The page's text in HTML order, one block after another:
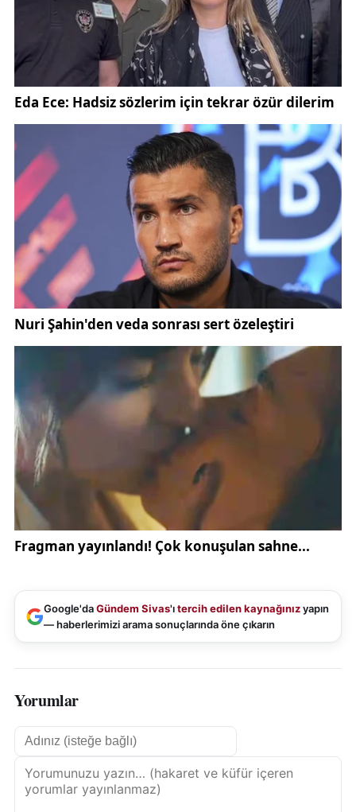
hakimdi.”
Sivas Valisi Yılmaz Şimşek , konuşmasında Sivas
Kongresi’nin bağımsızlık yolundaki önemine değindi:
“Sivas Kongresi, bağımsızlık azminin dosta ve
düşmana ilan edildiği bir milli irade şahlanışıdır. 106
yıl önce olduğu gibi, aynı yerde aynı kararlılıkla milli
mücadele ruhunu canlı tutuyoruz.”
AK Parti Grup Başkanı Abdullah Güler ise
konuşmasında savunma sanayisindeki yerli
üretimlere dikkat çekti:
“Bugün Gök Vatan diyoruz, TCG Anadolu diyoruz,
Aselsan Sivas diyoruz. 106 yıl önce manda ve
himayeyi reddeden bu millet, bugün yerli ve milli
savunma sistemleriyle dünyada söz sahibi oluyor.
Türk Silahlı Kuvvetlerimiz karada, denizde ve havada
gururumuz olmaya devam ediyor.”
Katılımcılar, Sivas Kongresi’nde alınan kararların
günümüz Türkiye’sinde de yol gösterici olduğuna
dikkat çekerek, “Manda ve himaye kabul edilemez”
kararlılığının 106 yıldır korunduğunu vurguladı.
Google'daGündem Sivas'ıtercih edilen kaynağınızyapın
— haberlerimizi arama sonuçlarında öne çıkarın
Yorumlar